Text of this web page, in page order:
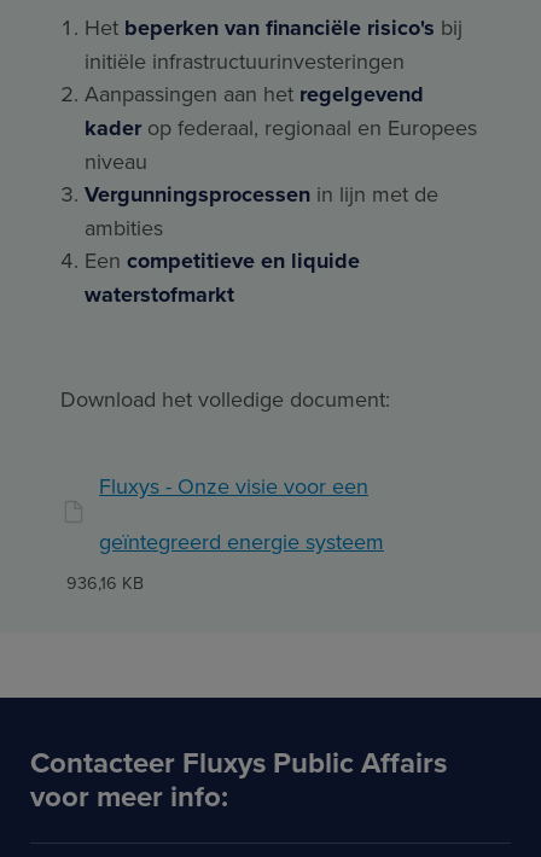
Het beperken van financiële risico's bij
initiële infrastructuurinvesteringen
Aanpassingen aan het regelgevend
kader op federaal, regionaal en Europees
niveau
Vergunningsprocessen in lijn met de
ambities
Een competitieve en liquide
waterstofmarkt
Download het volledige document:
Fluxys - Onze visie voor een
geïntegreerd energie systeem
936,16 KB
Contacteer Fluxys Public Affairs
voor meer info: